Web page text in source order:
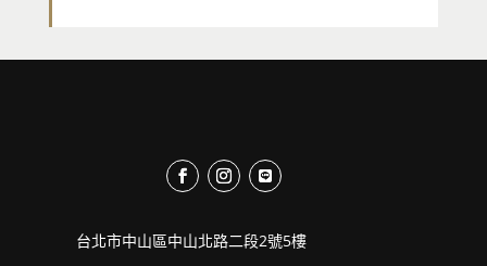
台北市中山區中山北路二段2號5樓